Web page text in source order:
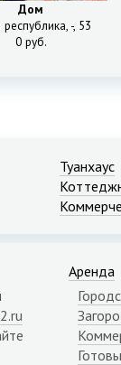
Дом
-, 53
0 руб.
Туанхаус
Аренда